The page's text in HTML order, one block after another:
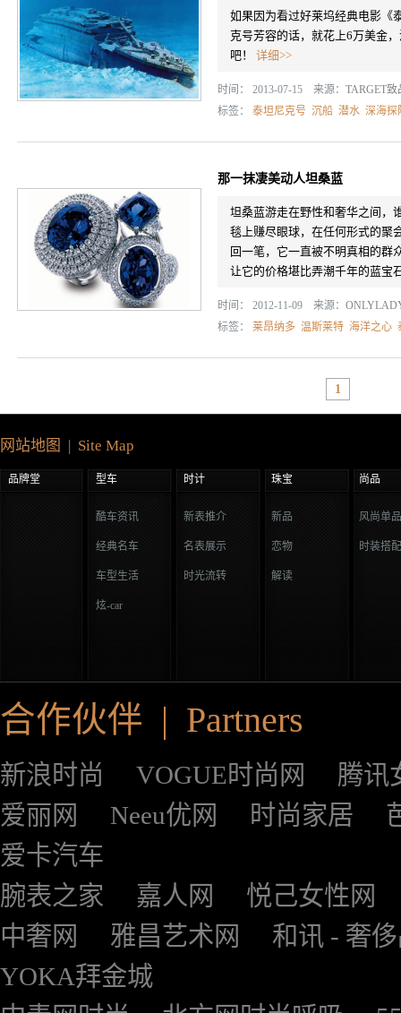
如果因为看过好莱坞经典电影《
克号芳容的话，就花上6万美金
吧！ 详细>>
时间： 2013-07-15 来源： TARGET致
标签： 泰坦尼克号 沉船 潜水 深海探
那一抹凄美动人坦桑蓝
坦桑蓝游走在野性和奢华之间，
毯上赚尽眼球，在任何形式的聚
回一笔，它一直被不明真相的群
让它的价格堪比弄潮千年的蓝宝
时间： 2012-11-09 来源：
标签： 莱昂纳多 温斯莱特 海洋之心
1
网站地图 | Site Map
品牌堂 型车 时计 珠宝 尚品
酷车资讯
经典名车
车型生活
炫-car
新表推介
名表展示
时光流转
新品
恋物
解读
风尚单品
时装搭配
合作伙伴 | Partners
新浪时尚 VOGUE时尚网
腾讯
爱丽网
Neeu优网 时尚家居
爱卡汽车
腕表之家
嘉人网
悦己女性网
中奢网
雅昌艺术网
和讯 - 奢
YOKA拜金城